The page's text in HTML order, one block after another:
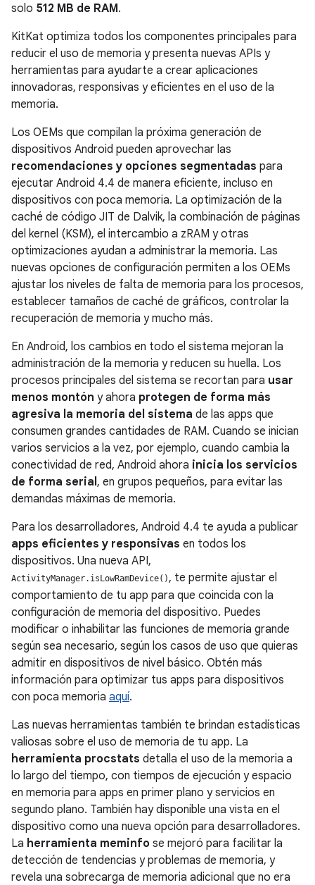
solo 512 MB de RAM.
KitKat optimiza todos los componentes principales para
reducir el uso de memoria y presenta nuevas APIs y
herramientas para ayudarte a crear aplicaciones
innovadoras, responsivas y eficientes en el uso de la
memoria.
Los OEMs que compilan la próxima generación de
dispositivos Android pueden aprovechar las
recomendaciones y opciones segmentadas para
ejecutar Android 4.4 de manera eficiente, incluso en
dispositivos con poca memoria. La optimización de la
caché de código JIT de Dalvik, la combinación de páginas
del kernel (KSM), el intercambio a zRAM y otras
optimizaciones ayudan a administrar la memoria. Las
nuevas opciones de configuración permiten a los OEMs
ajustar los niveles de falta de memoria para los procesos,
establecer tamaños de caché de gráficos, controlar la
recuperación de memoria y mucho más.
En Android, los cambios en todo el sistema mejoran la
administración de la memoria y reducen su huella. Los
procesos principales del sistema se recortan para usar
menos montón y ahora protegen de forma más
agresiva la memoria del sistema de las apps que
consumen grandes cantidades de RAM. Cuando se inician
varios servicios a la vez, por ejemplo, cuando cambia la
conectividad de red, Android ahora inicia los servicios
de forma serial , en grupos pequeños, para evitar las
demandas máximas de memoria.
Para los desarrolladores, Android 4.4 te ayuda a publicar
apps eficientes y responsivas en todos los
dispositivos. Una nueva API,
ActivityManager.isLowRamDevice() , te permite ajustar el
comportamiento de tu app para que coincida con la
configuración de memoria del dispositivo. Puedes
modificar o inhabilitar las funciones de memoria grande
según sea necesario, según los casos de uso que quieras
admitir en dispositivos de nivel básico. Obtén más
información para optimizar tus apps para dispositivos
con poca memoria aquí.
Las nuevas herramientas también te brindan estadísticas
valiosas sobre el uso de memoria de tu app. La
herramienta procstats detalla el uso de la memoria a
lo largo del tiempo, con tiempos de ejecución y espacio
en memoria para apps en primer plano y servicios en
segundo plano. También hay disponible una vista en el
dispositivo como una nueva opción para desarrolladores.
La herramienta meminfo se mejoró para facilitar la
detección de tendencias y problemas de memoria, y
revela una sobrecarga de memoria adicional que no era